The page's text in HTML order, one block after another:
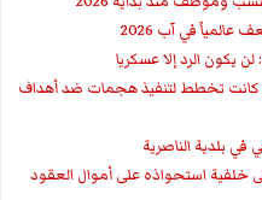
في آب 2026
يكون الرد إلا عسكريا
كانت تخطط لتنفيذ هجمات ضد أهداف
استحواذه على أموال العقود